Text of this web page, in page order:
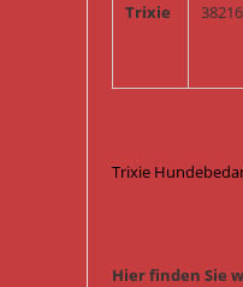
Trixie
38216
Trixie
Hier finden Sie